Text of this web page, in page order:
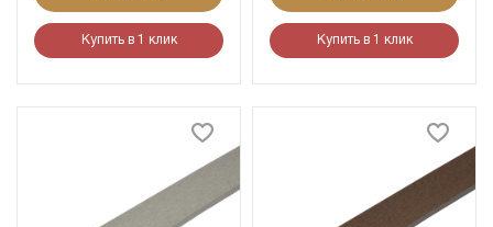
Купить в 1 клик Купить в 1 клик